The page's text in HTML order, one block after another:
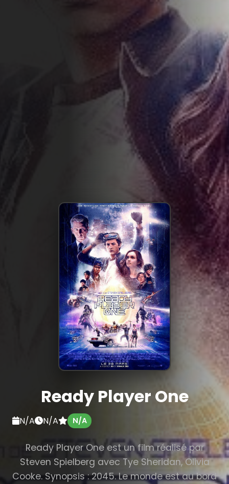
Ready Player One
N/A N/A N/A
Ready Player One est un film réalisé par
Steven Spielberg avec Tye Sheridan, Olivia
Cooke. Synopsis : 2045. Le monde est au bord